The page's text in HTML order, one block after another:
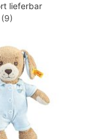
lieferbar
(9)